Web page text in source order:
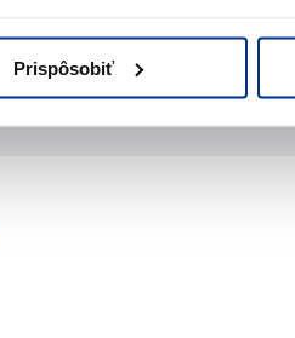
Prispôsobiť